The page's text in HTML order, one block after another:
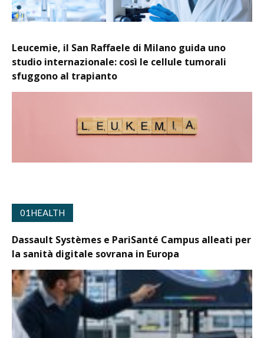
Leucemie, il San Raffaele di Milano guida uno
studio internazionale: così le cellule tumorali
sfuggono al trapianto
01HEALTH
Dassault Systèmes e PariSanté Campus alleati per
la sanità digitale sovrana in Europa